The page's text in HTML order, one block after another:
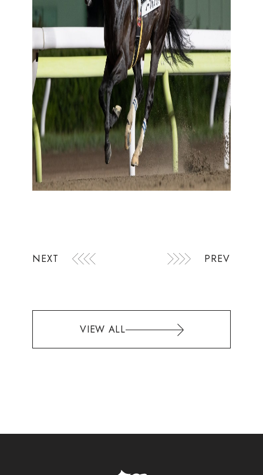
NEXT PREV
VIEW ALL